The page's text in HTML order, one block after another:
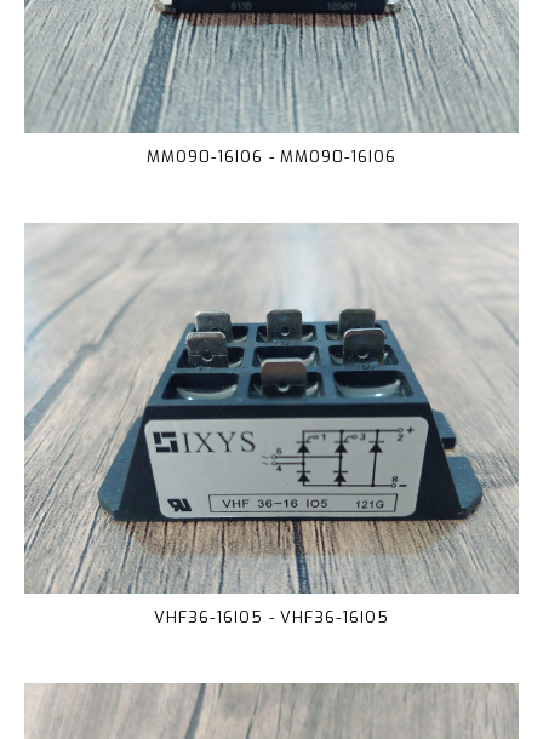
MMO90-16IO6 - MMO90-16IO6
VHF36-16IO5 - VHF36-16IO5